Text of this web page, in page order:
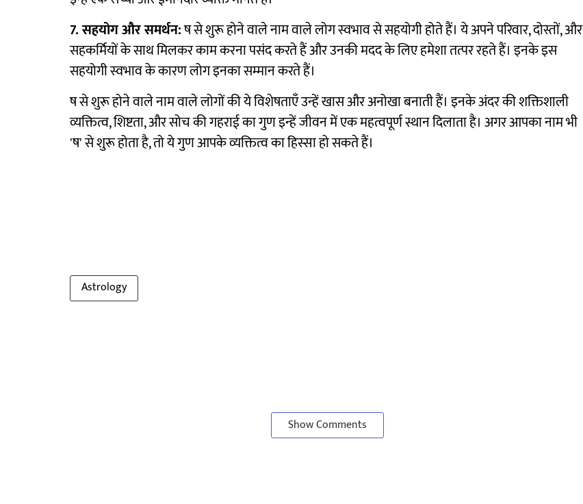
7. सहयोग और समर्थन:ष से शुरू होने वाले नाम वाले लोग स्वभाव से सहयोगी होते हैं। ये अपने परिवार, दोस्तों, और
सहकर्मियों के साथ मिलकर काम करना पसंद करते हैं और उनकी मदद के लिए हमेशा तत्पर रहते हैं। इनके इस
सहयोगी स्वभाव के कारण लोग इनका सम्मान करते हैं।
ष से शुरू होने वाले नाम वाले लोगों की ये विशेषताएँ उन्हें खास और अनोखा बनाती हैं। इनके अंदर की शक्तिशाली
व्यक्तित्व, शिष्टता, और सोच की गहराई का गुण इन्हें जीवन में एक महत्वपूर्ण स्थान दिलाता है। अगर आपका नाम भी
'ष' से शुरू होता है, तो ये गुण आपके व्यक्तित्व का हिस्सा हो सकते हैं।
Astrology
Show Comments